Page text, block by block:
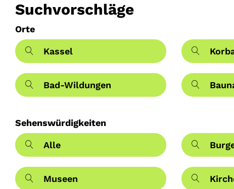
Suchvorschläge
Orte
Kassel
Bad-Wildungen
Sehenswürdigkeiten
Alle
Museen